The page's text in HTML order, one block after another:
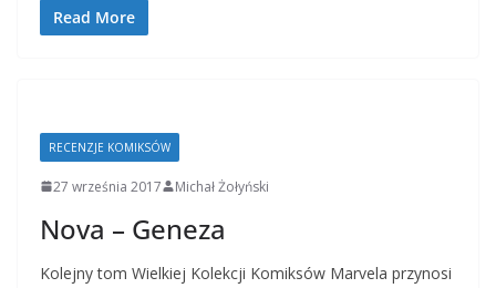
Read More
RECENZJE KOMIKSÓW
27 września 2017 Michał Żołyński
Nova – Geneza
Kolejny tom Wielkiej Kolekcji Komiksów Marvela przynosi